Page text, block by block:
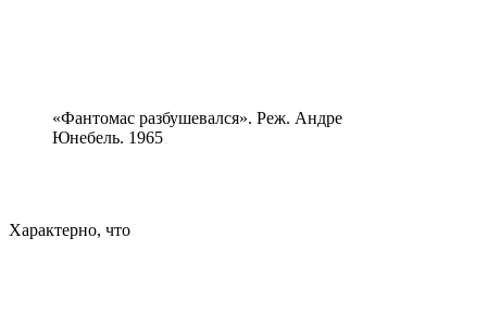
«Фантомас разбушевался». Реж. Андре
Юнебель. 1965
Характерно, что